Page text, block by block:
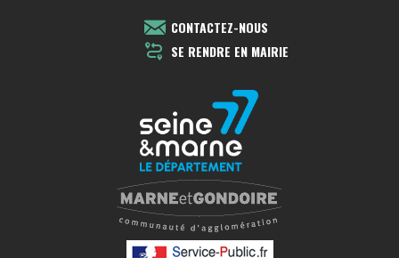
CONTACTEZ-NOUS
SE RENDRE EN MAIRIE